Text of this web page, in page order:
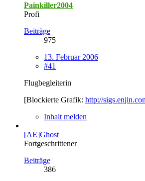
Painkiller2004
Profi
Beiträge
975
13. Februar 2006
#41
Flugbegleiterin
[Blockierte Grafik: http://
Inhalt melden
[AE]Ghost
Fortgeschrittener
Beiträge
386